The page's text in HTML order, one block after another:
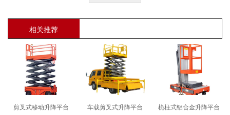
相关推荐
剪叉式移动升降平台 车载剪叉式升降平台 桅柱式铝合金升降平台